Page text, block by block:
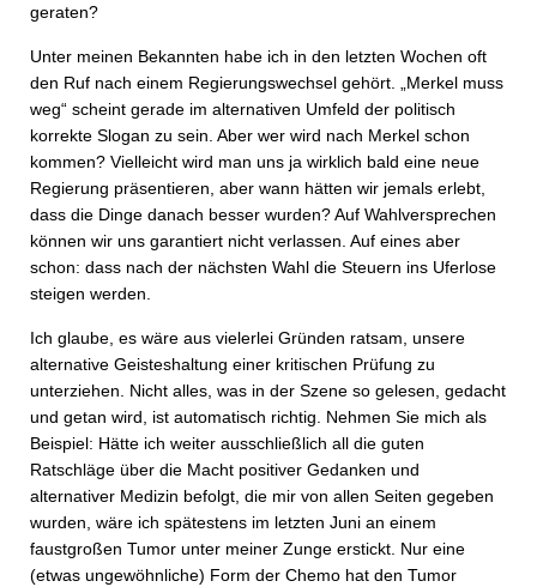
geraten?
Unter meinen Bekannten habe ich in den letzten Wochen oft
den Ruf nach einem Regierungswechsel gehört. „Merkel muss
weg“ scheint gerade im alternativen Umfeld der politisch
korrekte Slogan zu sein. Aber wer wird nach Merkel schon
kommen? Vielleicht wird man uns ja wirklich bald eine neue
Regierung präsentieren, aber wann hätten wir jemals erlebt,
dass die Dinge danach besser wurden? Auf Wahlversprechen
können wir uns garantiert nicht verlassen. Auf eines aber
schon: dass nach der nächsten Wahl die Steuern ins Uferlose
steigen werden.
Ich glaube, es wäre aus vielerlei Gründen ratsam, unsere
alternative Geisteshaltung einer kritischen Prüfung zu
unterziehen. Nicht alles, was in der Szene so gelesen, gedacht
und getan wird, ist automatisch richtig. Nehmen Sie mich als
Beispiel: Hätte ich weiter ausschließlich all die guten
Ratschläge über die Macht positiver Gedanken und
alternativer Medizin befolgt, die mir von allen Seiten gegeben
wurden, wäre ich spätestens im letzten Juni an einem
faustgroßen Tumor unter meiner Zunge erstickt. Nur eine
(etwas ungewöhnliche) Form der Chemo hat den Tumor